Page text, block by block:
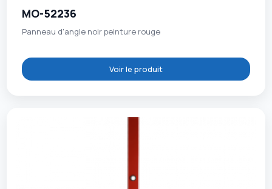
MO-52236
Panneau d'angle noir peinture rouge
Voir le produit